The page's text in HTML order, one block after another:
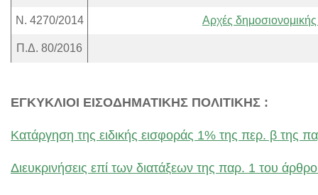
Ν. 4270/2014 Αρχές
Π.Δ. 80/2016
ΕΓΚΥΚΛΙΟΙ ΕΙΣΟΔΗΜΑΤΙΚΗΣ ΠΟΛΙΤΙΚΗΣ :
Κατάργηση της ειδικής εισφοράς 1% της περ. β της
Διευκρινήσεις επί των διατάξεων της παρ. 1 του